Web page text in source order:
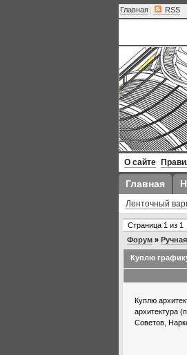
Главная | RSS
О сайте
Главная
Ленточный
Страница 1 из 1
Форум »
Куплю
Куплю
архитектура
Советов,